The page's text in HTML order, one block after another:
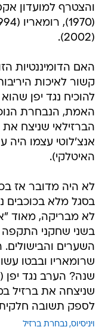
והצטרף למועדון
(2002).
האם הדומיננטיות
קשור לאיכות
להוכיח נגד יפן
האמת, הנבחרת
אנצ'לוטי עצמו היה
האיטלקי).
לא היה מדובר אז
לא מבריקה, מאוד
בשני שחקני התקפה
השערים והבישולים.
שניצחה את ברזיל
לספק תשובה
ויניסיוס נבחרת ברזיל